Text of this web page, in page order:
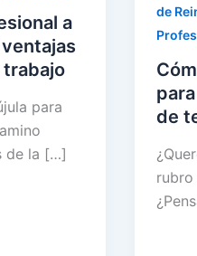
a
para
de la […]
de
de